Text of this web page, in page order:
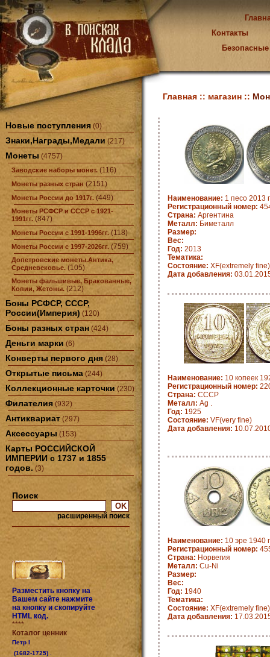
Контакты
Новые поступления (0)
Знаки,Награды,Медали (217)
Монеты (4757)
Заводские наборы монет. (116)
Монеты разных стран (2151)
Монеты России до 1917г. (449)
Монеты РСФСР и СССР с 1921-
1991гг. (847)
Монеты России с 1991-1996гг. (118)
Монеты России с 1997-2026гг. (759)
Допетровские монеты.Антика,
Средневековье. (105)
Монеты фальшивые, Бракованные,
Копии, Жетоны. (212)
Боны РСФСР, СССР,
России(Империя) (120)
Боны разных стран (424)
Деньги марки (6)
Конверты первого дня (28)
Открытые письма (244)
Коллекционные карточки(230)
Филателия (932)
Антиквариат (297)
Аксессуары (153)
Карты РОССИЙСКОЙ
ИМПЕРИИ с 1737 и 1855
годов. (3)
Поиск
расширенный поиск
Разместить кнопку на
Вашем сайте нажмите
на кнопку и скопируйте
HTML код.
****
Коталог ценник
Петр I
(1682-1725) .
Главная :: магазин ::
Наименование: 1 песо 2013
Регистрационный номер:
Страна: Аргентина
Металл: Биметалл
Размер:
Вес:
Год: 2013
Тематика:
Состояние: XF(extremely fine)
Дата добавления:
Наименование: 10 копеек
Регистрационный номер:
Страна: CCCP
Металл: Ag .
Год: 1925
Состояние: VF(very fine)
Дата добавления:
Наименование: 10 эре 1940
Регистрационный номер:
Страна: Норвегия
Металл: Cu-Ni
Размер:
Вес:
Год: 1940
Тематика:
Состояние: XF(extremely fine)
Дата добавления: